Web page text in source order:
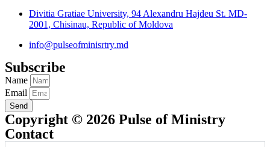
Divitia Gratiae University, 94 Alexandru Hajdeu St. MD-
2001, Chisinau, Republic of Moldova
info@pulseofminisrtry.md
Subscribe
Name
Email
Send
Copyright © 2026 Pulse of Ministry
Contact